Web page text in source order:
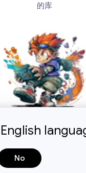
的库
保留所有权利
DMCA / 版权咨询:
No